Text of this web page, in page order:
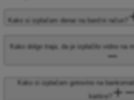
Kako si izplačam denar na bančni račun?
Kako dolgo traja, da je izplačilo vidno na
Kako si izplačam gotovino na
kartice?